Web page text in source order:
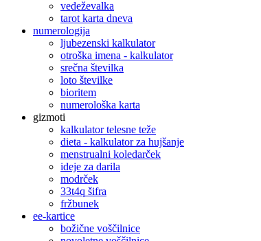
vedeževalka
tarot karta dneva
numerologija
ljubezenski kalkulator
otroška imena - kalkulator
srečna številka
loto številke
bioritem
numerološka karta
gizmoti
kalkulator telesne teže
dieta - kalkulator za hujšanje
menstrualni koledarček
ideje za darila
modrček
33t4q šifra
fržbunek
ee-kartice
božične voščilnice